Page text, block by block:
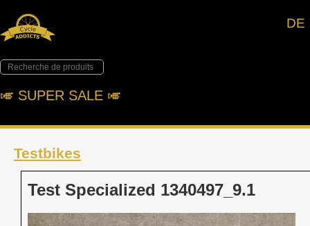
DE
🎺︎ SUPER SALE 🎺︎
Testbikes
Test Specialized 1340497_9.1